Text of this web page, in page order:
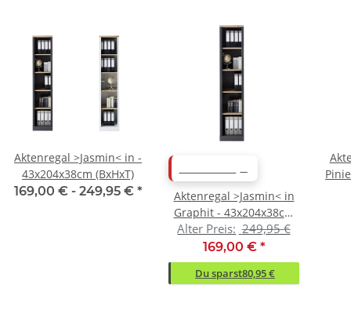
Aktenregal >Jasmin< in -
43x204x38cm (BxHxT)
169,00 € - 249,95 € *
Aktenregal >Jasmin< in
Graphit - 43x204x38cm
(BxHxT)
Alter Preis: 249,95 €
169,00 € *
Du sparst80,95 €